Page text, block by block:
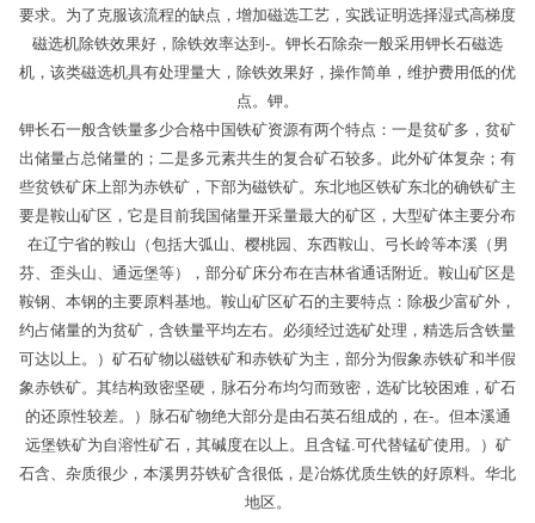
要求。为了克服该流程的缺点，增加磁选工艺，实践证明选择湿式高梯度
磁选机除铁效果好，除铁效率达到-。钾长石除杂一般采用钾长石磁选
机，该类磁选机具有处理量大，除铁效果好，操作简单，维护费用低的优
点。钾。
钾长石一般含铁量多少合格中国铁矿资源有两个特点：一是贫矿多，贫矿
出储量占总储量的；二是多元素共生的复合矿石较多。此外矿体复杂；有
些贫铁矿床上部为赤铁矿，下部为磁铁矿。东北地区铁矿东北的确铁矿主
要是鞍山矿区，它是目前我国储量开采量最大的矿区，大型矿体主要分布
在辽宁省的鞍山（包括大弧山、樱桃园、东西鞍山、弓长岭等本溪（男
芬、歪头山、通远堡等），部分矿床分布在吉林省通话附近。鞍山矿区是
鞍钢、本钢的主要原料基地。鞍山矿区矿石的主要特点：除极少富矿外，
约占储量的为贫矿，含铁量平均左右。必须经过选矿处理，精选后含铁量
可达以上。）矿石矿物以磁铁矿和赤铁矿为主，部分为假象赤铁矿和半假
象赤铁矿。其结构致密坚硬，脉石分布均匀而致密，选矿比较困难，矿石
的还原性较差。）脉石矿物绝大部分是由石英石组成的，在-。但本溪通
远堡铁矿为自溶性矿石，其碱度在以上。且含锰.可代替锰矿使用。）矿
石含、杂质很少，本溪男芬铁矿含很低，是冶炼优质生铁的好原料。华北
地区。